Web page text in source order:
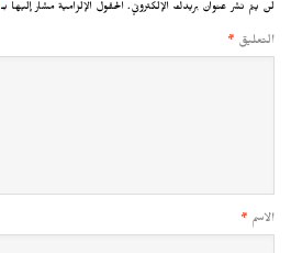
لن يتم نشر عنوان بريدك الإلكتروني. الحقول الإلزامية مشار إليها بـ
التعليق *
الاسم *